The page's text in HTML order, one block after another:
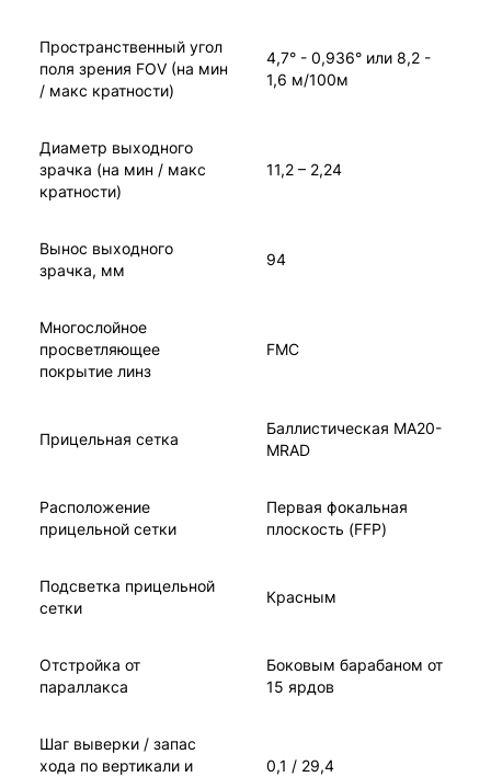
Пространственный угол
поля зрения FOV (на мин
/ макс кратности)
4,7° - 0,936° или 8,2 -
1,6 м/100м
Диаметр выходного
зрачка (на мин / макс
кратности)
11,2 – 2,24
Вынос выходного
зрачка, мм
94
Многослойное
просветляющее
покрытие линз
FMC
Прицельная сетка
Баллистическая MA20-
MRAD
Расположение
прицельной сетки
Первая фокальная
плоскость (FFP)
Подсветка прицельной
сетки
Красным
Отстройка от
параллакса
Боковым барабаном от
15 ярдов
Шаг выверки / запас
хода по вертикали и
0,1 / 29,4